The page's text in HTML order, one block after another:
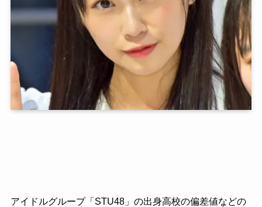
アイドルグループ「STU48」の出身高校の偏差値などの